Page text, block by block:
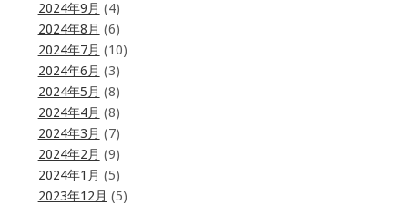
2024年9月 (4)
2024年8月 (6)
2024年7月 (10)
2024年6月 (3)
2024年5月 (8)
2024年4月 (8)
2024年3月 (7)
2024年2月 (9)
2024年1月 (5)
2023年12月 (5)